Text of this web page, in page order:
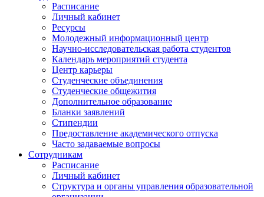
Расписание
Личный кабинет
Ресурсы
Молодежный информационный центр
Научно-исследовательская работа студентов
Календарь мероприятий студента
Центр карьеры
Студенческие объединения
Студенческие общежития
Дополнительное образование
Бланки заявлений
Стипендии
Предоставление академического отпуска
Часто задаваемые вопросы
Сотрудникам
Расписание
Личный кабинет
Структура и органы управления образовательной